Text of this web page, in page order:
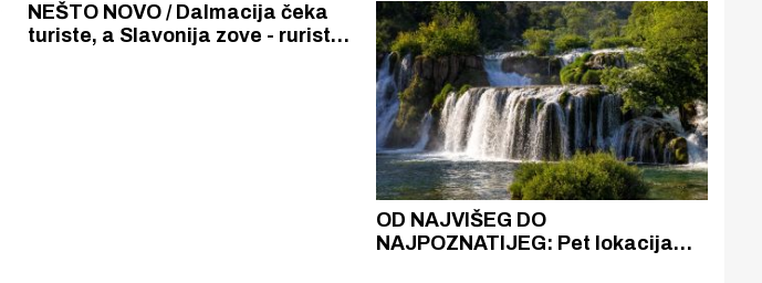
NEŠTO NOVO / Dalmacija čeka
turiste, a Slavonija zove - ruriste.
OD NAJVIŠEG DO
NAJPOZNATIJEG: Pet lokacija